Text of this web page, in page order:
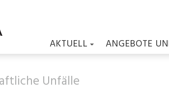
AKTUELL ANGEBOTE
Unfälle